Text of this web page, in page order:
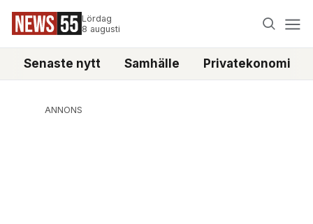
Lördag
8 augusti
Senaste nytt Samhälle Privatekonomi
ANNONS